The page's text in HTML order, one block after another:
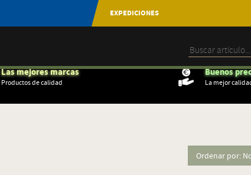
EXPEDICIONES
Las mejores marcas
Productos de calidad
Buenos
La mejor